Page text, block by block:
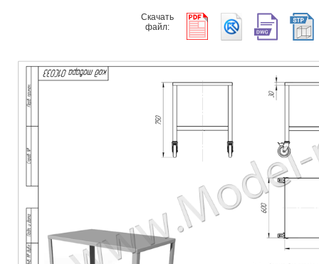
Скачать
файл: